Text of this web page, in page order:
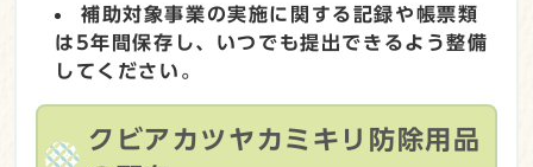
補助対象事業の実施に関する記録や帳票類
は5年間保存し、いつでも提出できるよう整備
してください。
クビアカツヤカミキリ防除用品